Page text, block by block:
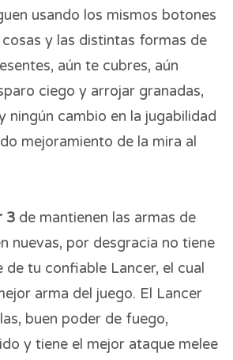
usando los mismos botones
y las distintas formas de
aún te cubres, aún
ciego y arrojar granadas,
ningún cambio en la jugabilidad
mejoramiento de la mira al
3 de mantienen las armas de
nuevas, por desgracia no tiene
de tu confiable Lancer, el cual
arma del juego. El Lancer
buen poder de fuego,
y tiene el mejor ataque melee